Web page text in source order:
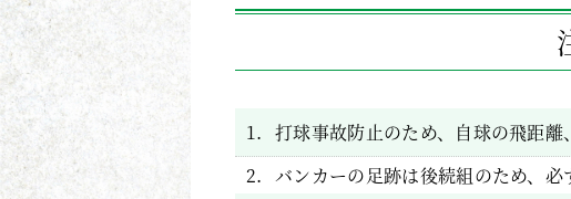
1. 打球事故防止のため、自球の飛距離
2. バンカーの足跡は後続組のため、必